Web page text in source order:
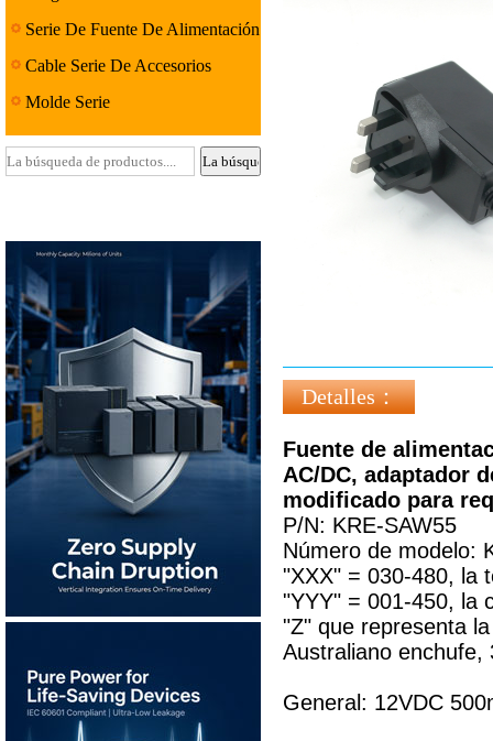
Serie De Fuente De Alimentación
Lineal
Cable Serie De Accesorios
Molde Serie
Detalles：
Fuente de
AC/DC, adaptador
modificado para
P/N: KRE-SAW55
Número de modelo:
"XXX" = 030-480, la
"YYY" = 001-450, la
"Z" que representa
Australiano
General: 12VDC